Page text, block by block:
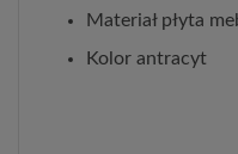
Materiał płyta
Kolor antracyt